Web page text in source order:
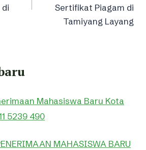
Sertifikat Piagam di
Tamiyang Layang
Mahasiswa Baru Kota
5239 490
MAHASISWA BARU